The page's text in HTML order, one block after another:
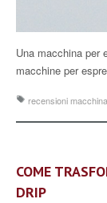
Una macchina per
macchine per
recensioni
COME
DRIP